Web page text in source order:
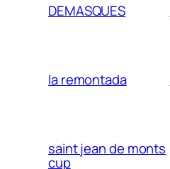
DEMASQUES
la remontada
saint jean de monts
cup